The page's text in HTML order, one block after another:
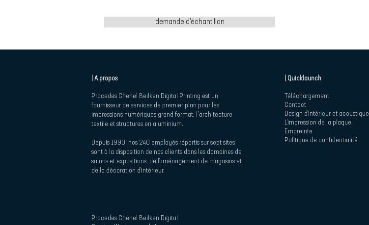
demande d'échantillon
| A propos
Procedes Chenel Beilken Digital Printing est un
fournisseur de services de premier plan pour les
impressions numériques grand format, l’architecture
textile et structures en aluminium.
Depuis 1990, nos 240 employés répartis sur sept sites
sont à la disposition de nos clients dans les domaines de
salons et expositions, de l'aménagement de magasins et
de la décoration d'intérieur.
Procedes Chenel Beilken Digital
| Quicklaunch
Téléchargement
Contact
Design d'intérieur et acoustique
L'impression de la plaque
Empreinte
Politique de confidentialité